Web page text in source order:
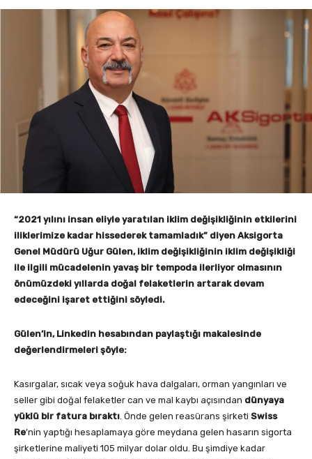
“2021 yılını insan eliyle yaratılan iklim değişikliğinin etkilerini
iliklerimize kadar hissederek tamamladık” diyen Aksigorta
Genel Müdürü Uğur Gülen, iklim değişikliğinin iklim değişikliği
ile ilgili mücadelenin yavaş bir tempoda ilerliyor olmasının
önümüzdeki yıllarda doğal felaketlerin artarak devam
edeceğini işaret ettiğini söyledi.
Gülen’in, Linkedin hesabından paylaştığı makalesinde
değerlendirmeleri şöyle:
Kasırgalar, sıcak veya soğuk hava dalgaları, orman yangınları ve
seller gibi doğal felaketler can ve mal kaybı açısından dünyaya
yüklü bir fatura bıraktı . Önde gelen reasürans şirketi Swiss
Re’nin yaptığı hesaplamaya göre meydana gelen hasarın sigorta
şirketlerine maliyeti 105 milyar dolar oldu. Bu şimdiye kadar